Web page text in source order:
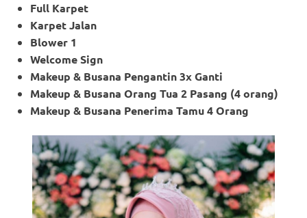
Full Karpet
Karpet Jalan
Blower 1
Welcome Sign
Makeup & Busana Pengantin 3x Ganti
Makeup & Busana Orang Tua 2 Pasang (4 orang)
Makeup & Busana Penerima Tamu 4 Orang